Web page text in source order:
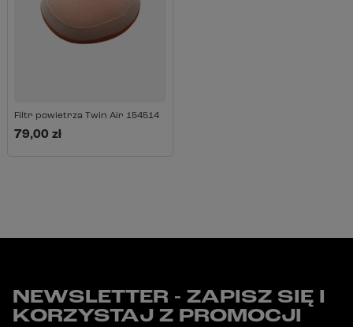
Filtr powietrza Twin Air 154514
79,00 zł
NEWSLETTER - ZAPISZ SIĘ I
KORZYSTAJ Z PROMOCJI